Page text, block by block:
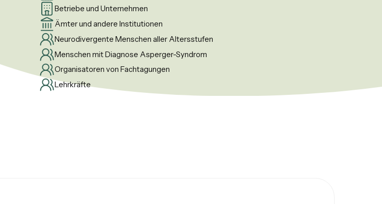
Betriebe und Unternehmen
Ämter und andere Institutionen
Neurodivergente Menschen aller Altersstufen
Menschen mit Diagnose Asperger-Syndrom
Organisatoren von Fachtagungen
Lehrkräfte